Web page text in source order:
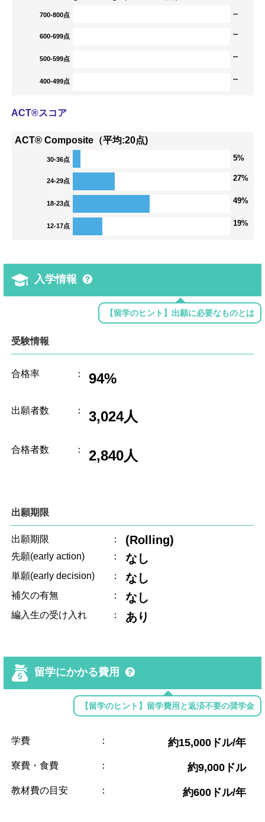
700-800点 --
600-699点 --
500-599点 --
400-499点 --
ACT®スコア
ACT® Composite（平均:20点)
30-36点 5%
24-29点 27%
18-23点 49%
12-17点 19%
入学情報
【留学のヒント】出願に必要なものとは
受験情報
合格率 ： 94%
出願者数 ： 3,024人
合格者数 ： 2,840人
出願期限
出願期限 ： (Rolling)
先願(early action) ： なし
単願(early decision) ： なし
補欠の有無 ： なし
編入生の受け入れ ： あり
留学にかかる費用
【留学のヒント】留学費用と返済不要の奨学金
学費 ： 約15,000ドル/年
寮費・食費 ： 約9,000ドル
教材費の目安 ： 約600ドル/年